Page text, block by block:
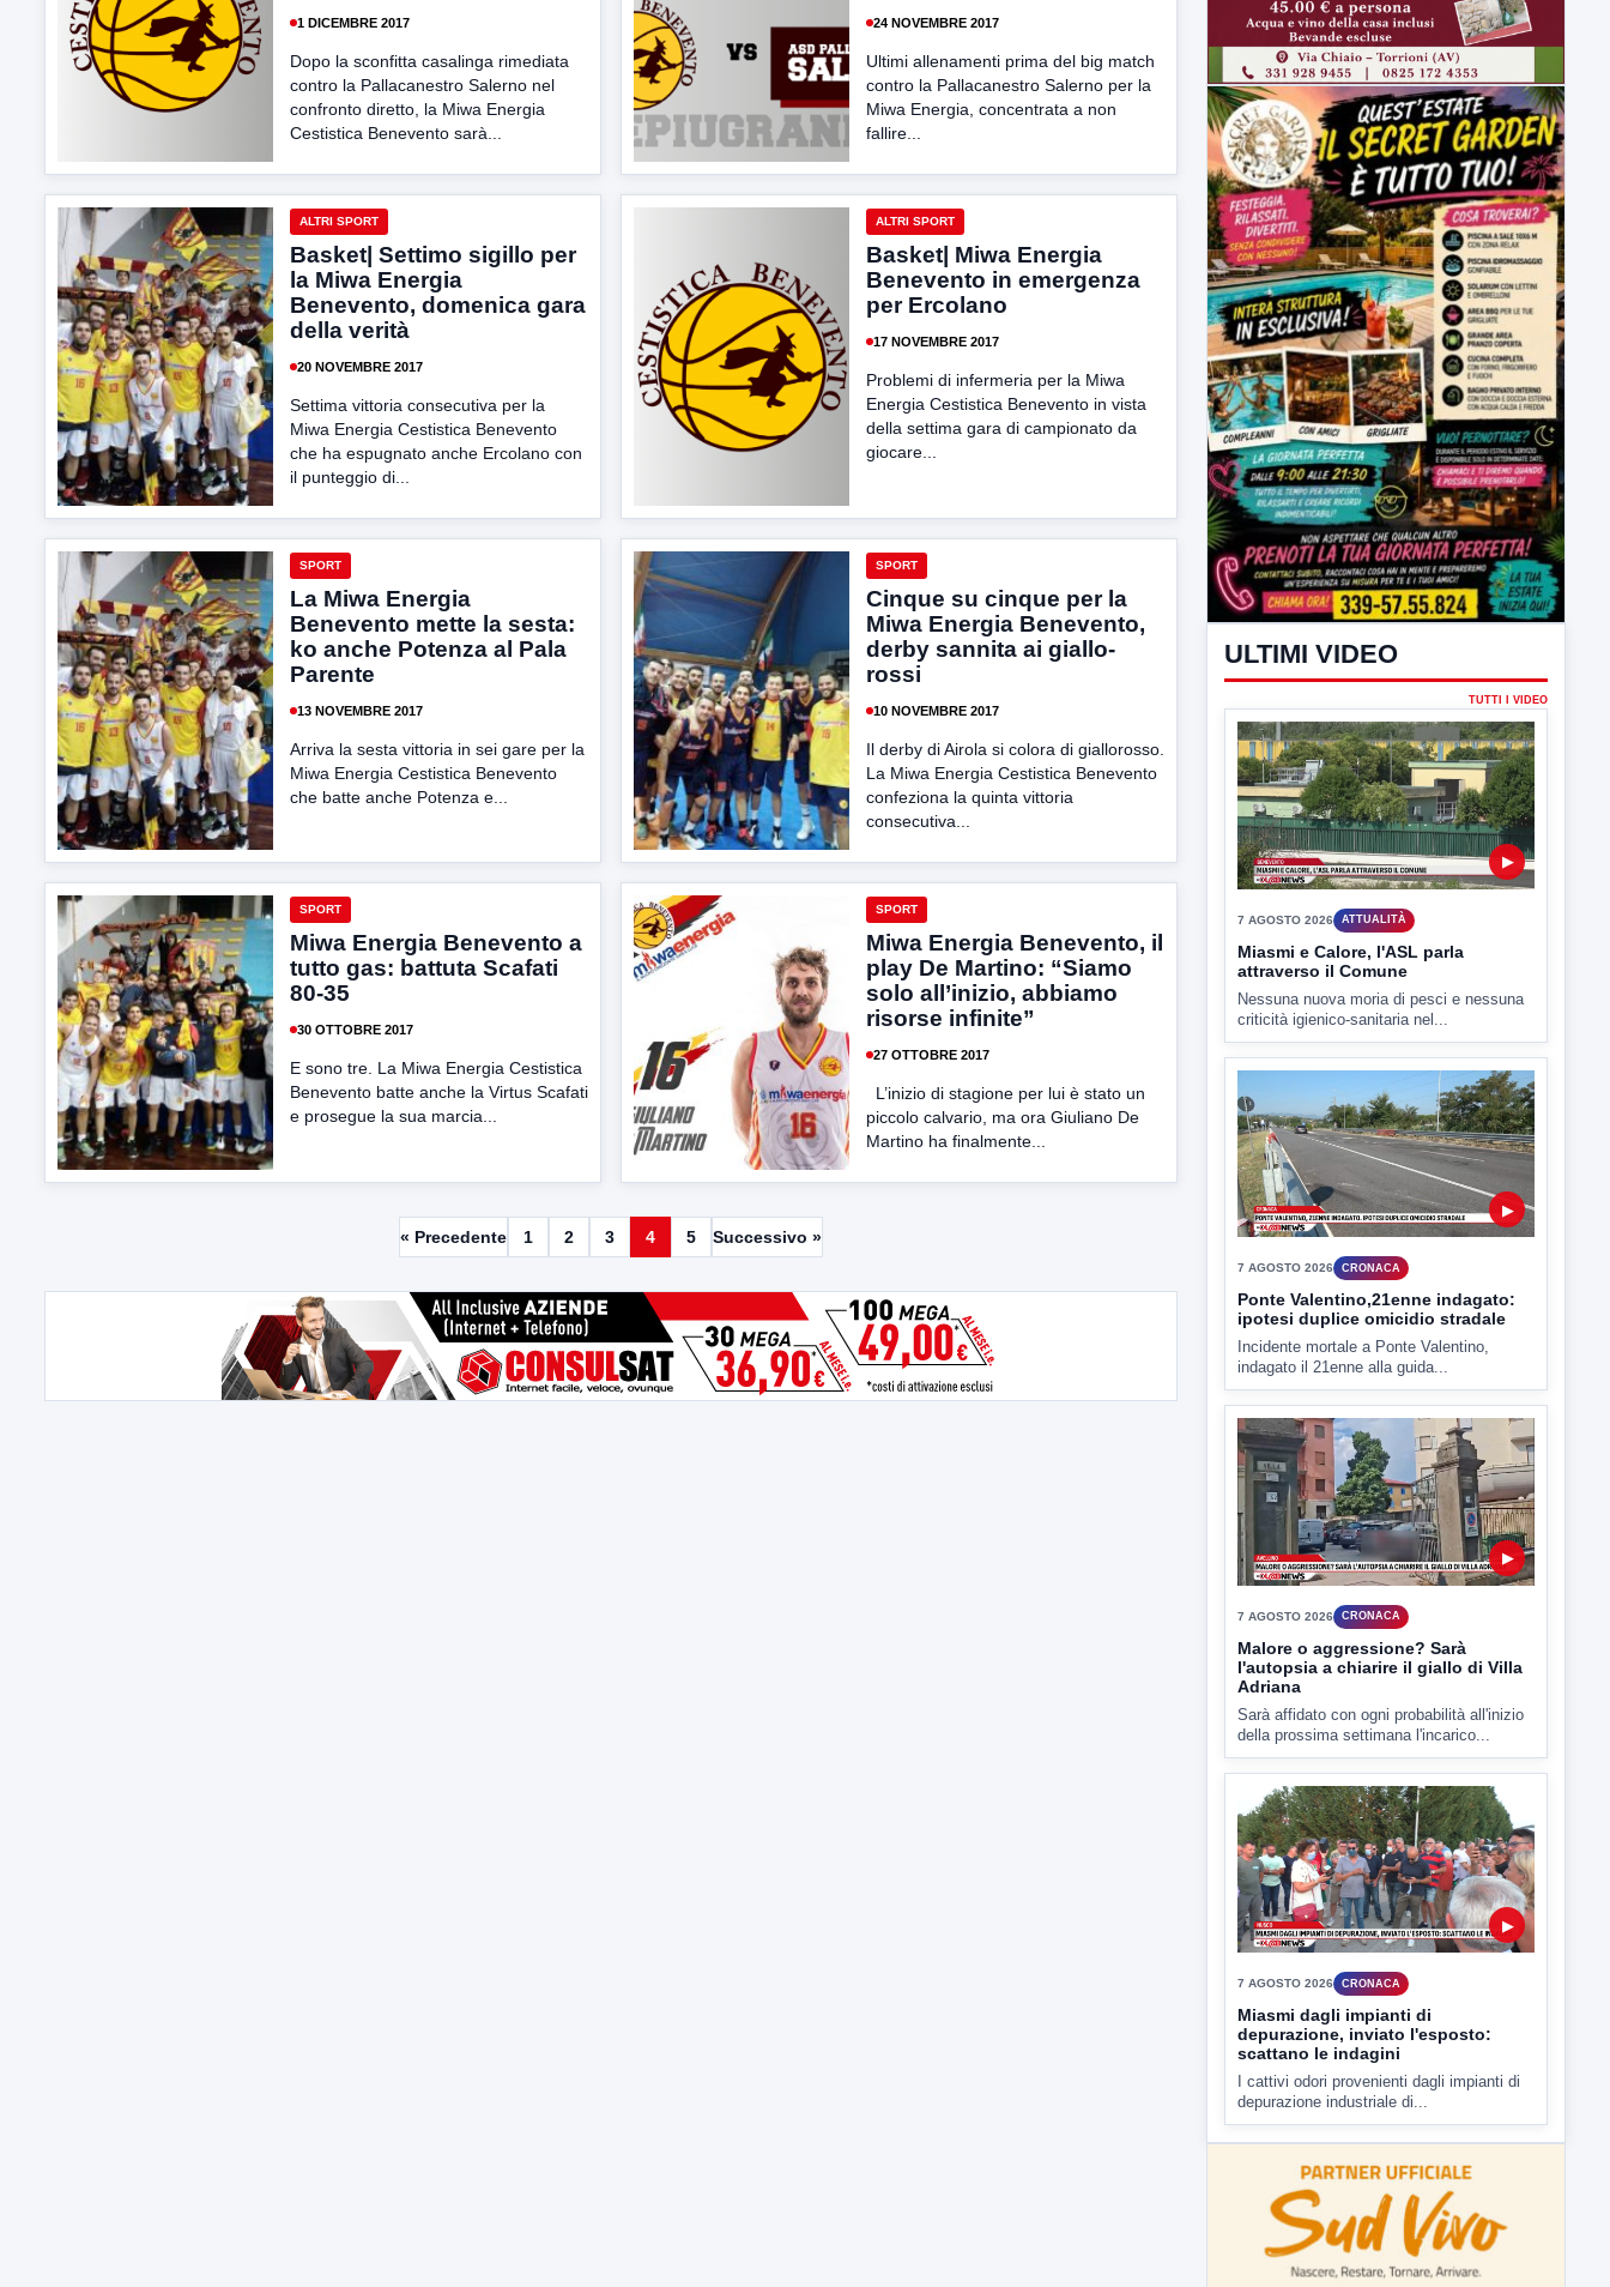
1 DICEMBRE 2017
Dopo la sconfitta casalinga rimediata
contro la Pallacanestro Salerno nel
confronto diretto, la Miwa Energia
Cestistica Benevento sarà...
24 NOVEMBRE 2017
Ultimi allenamenti prima del big match
contro la Pallacanestro Salerno per la
Miwa Energia, concentrata a non
fallire...
ALTRI SPORT
Basket| Settimo sigillo per
la Miwa Energia
Benevento, domenica gara
della verità
20 NOVEMBRE 2017
Settima vittoria consecutiva per la
Miwa Energia Cestistica Benevento
che ha espugnato anche Ercolano con
il punteggio di...
ALTRI SPORT
Basket| Miwa Energia
Benevento in emergenza
per Ercolano
17 NOVEMBRE 2017
Problemi di infermeria per la Miwa
Energia Cestistica Benevento in vista
della settima gara di campionato da
giocare...
SPORT
La Miwa Energia
Benevento mette la sesta:
ko anche Potenza al Pala
Parente
13 NOVEMBRE 2017
Arriva la sesta vittoria in sei gare per la
Miwa Energia Cestistica Benevento
che batte anche Potenza e...
SPORT
Cinque su cinque per la
Miwa Energia Benevento,
derby sannita ai giallo-
rossi
10 NOVEMBRE 2017
Il derby di Airola si colora di giallorosso.
La Miwa Energia Cestistica Benevento
confeziona la quinta vittoria
consecutiva...
SPORT
Miwa Energia Benevento a
tutto gas: battuta Scafati
80-35
30 OTTOBRE 2017
E sono tre. La Miwa Energia Cestistica
Benevento batte anche la Virtus Scafati
e prosegue la sua marcia...
SPORT
Miwa Energia Benevento, il
play De Martino: “Siamo
solo all’inizio, abbiamo
risorse infinite”
27 OTTOBRE 2017
L’inizio di stagione per lui è stato un
piccolo calvario, ma ora Giuliano De
Martino ha finalmente...
« Precedente 1 2 3 4 5 Successivo »
ULTIMI VIDEO
TUTTI I VIDEO
▶
7 AGOSTO 2026 ATTUALITÀ
Miasmi e Calore, l'ASL parla
Nessuna nuova moria di pesci e nessuna
criticità igienico-sanitaria nel...
▶
CRONACA
Ponte Valentino,21enne indagato:
Incidente mortale a Ponte Valentino,
▶
CRONACA
Malore o aggressione? Sarà
Adriana
della prossima settimana l'incarico...
7 AGOSTO 2026 CRONACA
Miasmi dagli impianti di
scattano le indagini
I cattivi odori provenienti dagli impianti di
depurazione industriale di...